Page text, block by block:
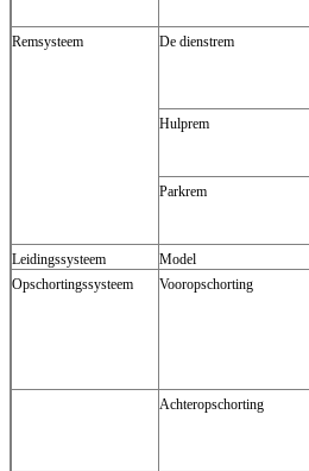
Remsysteem
De dienstrem
Hulprem
Parkrem
Leidingssysteem
Model
Opschortingssysteem
Vooropschorting
Achteropschorting